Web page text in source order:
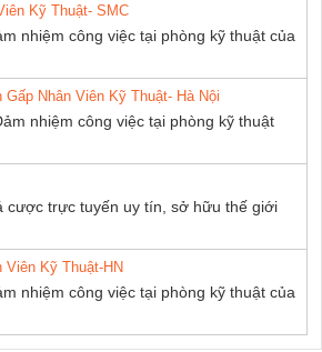
Kỹ Thuật- SMC
nhiệm công việc tại phòng kỹ thuật của
Gấp Nhân Viên Kỹ Thuật- Hà Nội
nhiệm công việc tại phòng kỹ thuật
cược trực tuyến uy tín, sở hữu thế giới
Viên Kỹ Thuật-HN
nhiệm công việc tại phòng kỹ thuật của